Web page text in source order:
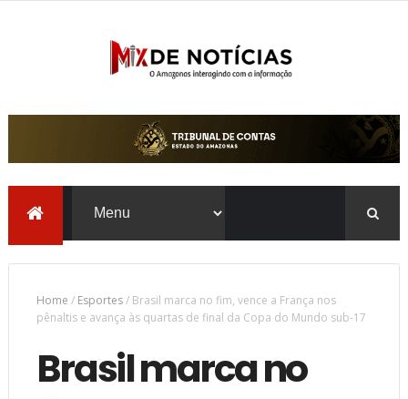
Home / Esportes/ Brasil marca no fim, vence a França nos
pênaltis e avança às quartas de final da Copa do Mundo sub-17
Brasil marca no